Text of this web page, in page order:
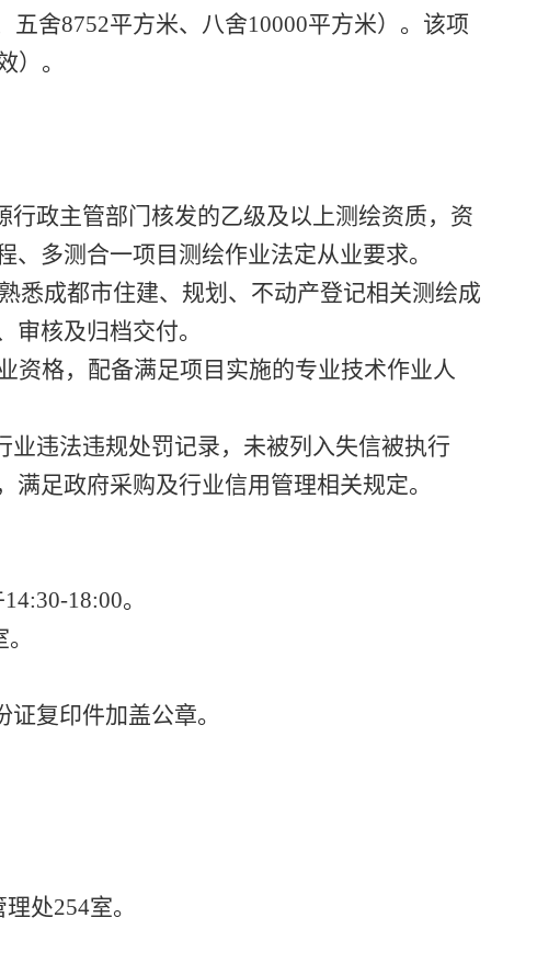
舍8752平方米、八舍10000平方米）。该项
）。
政主管部门核发的乙级及以上测绘资质，资
多测合一项目测绘作业法定从业要求。
悉成都市住建、规划、不动产登记相关测绘成
核及归档交付。
资格，配备满足项目实施的专业技术作业人
违法违规处罚记录，未被列入失信被执行
足政府采购及行业信用管理相关规定。
18:00。
复印件加盖公章。
处254室。